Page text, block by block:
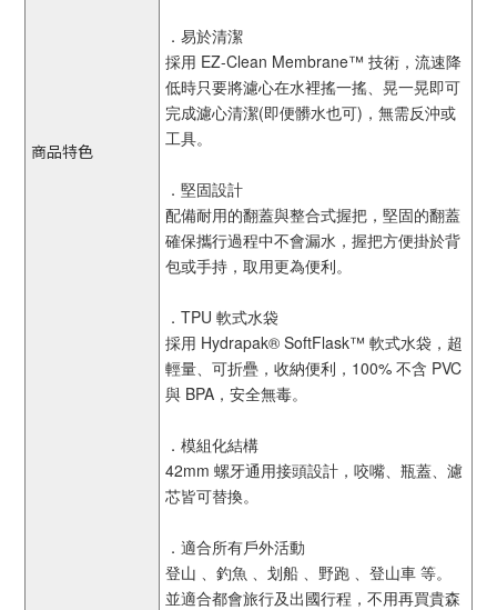
商品特色
．易於清潔
採用 EZ-Clean Membrane™ 技術，流速降
低時只要將濾心在水裡搖一搖、晃一晃即可
完成濾心清潔(即便髒水也可)，無需反沖或
工具。
．堅固設計
配備耐用的翻蓋與整合式握把，堅固的翻蓋
確保攜行過程中不會漏水，握把方便掛於背
包或手持，取用更為便利。
．TPU 軟式水袋
採用 Hydrapak® SoftFlask™ 軟式水袋，超
輕量、可折疊，收納便利，100% 不含 PVC
與 BPA，安全無毒。
．模組化結構
42mm 螺牙通用接頭設計，咬嘴、瓶蓋、濾
芯皆可替換。
．適合所有戶外活動
登山 、釣魚 、划船 、野跑 、登山車 等。
並適合都會旅行及出國行程，不用再買貴森